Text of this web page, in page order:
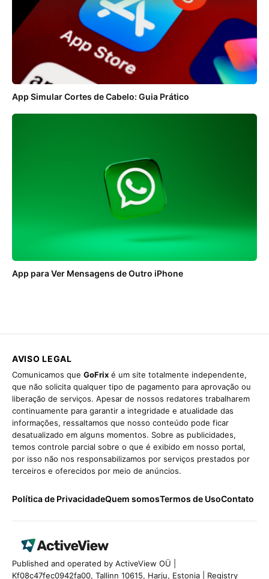
App Simular Cortes de Cabelo: Guia Prático
App para Ver Mensagens de Outro iPhone
AVISO LEGAL
Comunicamos que GoFrix é um site totalmente independente,
que não solicita qualquer tipo de pagamento para aprovação ou
liberação de serviços. Apesar de nossos redatores trabalharem
continuamente para garantir a integridade e atualidade das
informações, ressaltamos que nosso conteúdo pode ficar
desatualizado em alguns momentos. Sobre as publicidades,
temos controle parcial sobre o que é exibido em nosso portal,
por isso não nos responsabilizamos por serviços prestados por
terceiros e oferecidos por meio de anúncios.
Política de PrivacidadeQuem somosTermos de UsoContato
Published and operated by ActiveView OÜ |
Kf08c47fec0942fa00, Tallinn 10615, Harju, Estonia | Registry